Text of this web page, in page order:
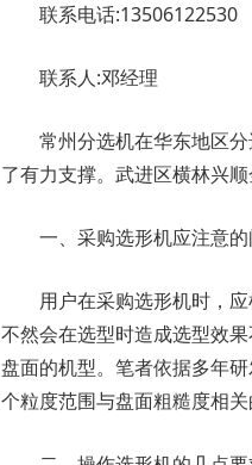
联系电话:13506122530
联系人:邓经理
常州分选机在华东地区
了有力支撑。武进区横林兴
一、采购选形机应注意
用户在采购选形机时，
不然会在选型时造成选型效
盘面的机型。笔者依据多年
个粒度范围与盘面粗糙度相